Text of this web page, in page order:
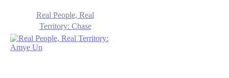
Real People, Real
Territory: Chase